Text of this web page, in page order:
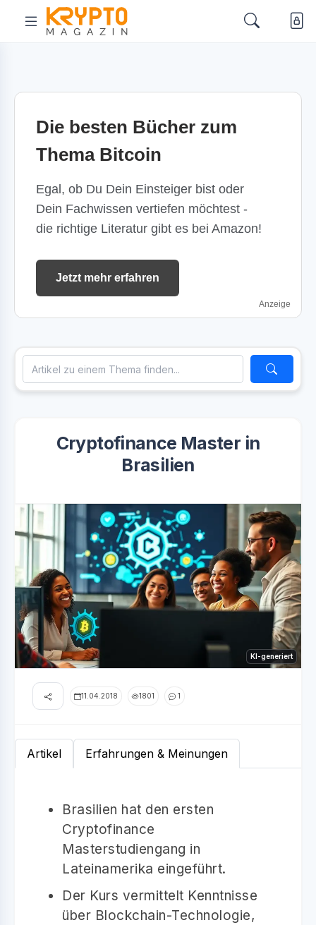
Die besten Bücher zum
Thema Bitcoin
Egal, ob Du Dein Einsteiger bist oder
Dein Fachwissen vertiefen möchtest -
die richtige Literatur gibt es bei Amazon!
Jetzt mehr erfahren
Anzeige
Cryptofinance Master in
Brasilien
KI-generiert
11.04.2018 1801 1
Artikel Erfahrungen & Meinungen
Brasilien hat den ersten
Cryptofinance
Masterstudiengang in
Lateinamerika eingeführt.
Der Kurs vermittelt Kenntnisse
über Blockchain-Technologie,